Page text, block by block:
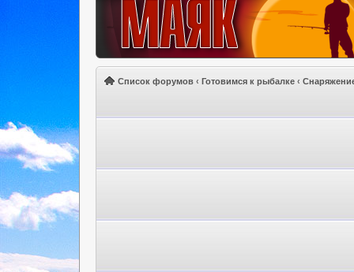
Список форумов ‹ Готовимся к рыбалке ‹